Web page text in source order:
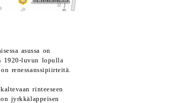
asussa on
1920-luvun lopulla
renessanssipiirteitä.
rinteeseen
jyrkkälappeisen